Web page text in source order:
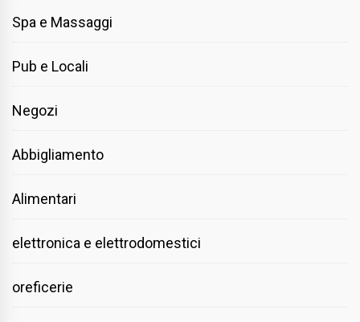
Spa e Massaggi
Pub e Locali
Negozi
Abbigliamento
Alimentari
elettronica e elettrodomestici
oreficerie